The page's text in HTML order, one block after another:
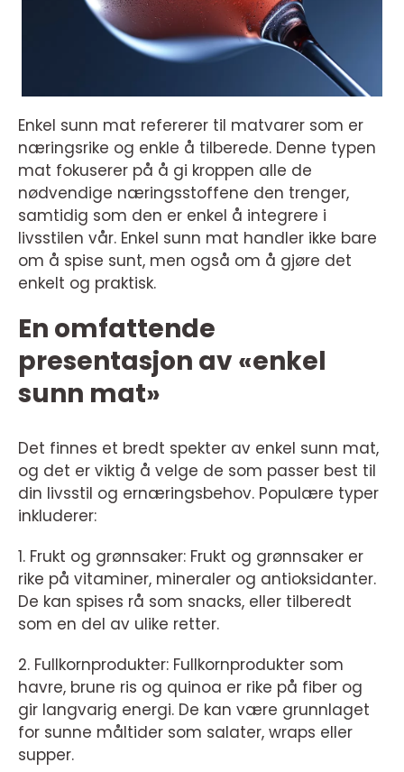
Enkel sunn mat refererer til matvarer som er
næringsrike og enkle å tilberede. Denne typen
mat fokuserer på å gi kroppen alle de
nødvendige næringsstoffene den trenger,
samtidig som den er enkel å integrere i
livsstilen vår. Enkel sunn mat handler ikke bare
om å spise sunt, men også om å gjøre det
enkelt og praktisk.
En omfattende
presentasjon av «enkel
sunn mat»
Det finnes et bredt spekter av enkel sunn mat,
og det er viktig å velge de som passer best til
din livsstil og ernæringsbehov. Populære typer
inkluderer:
1. Frukt og grønnsaker: Frukt og grønnsaker er
rike på vitaminer, mineraler og antioksidanter.
De kan spises rå som snacks, eller tilberedt
som en del av ulike retter.
2. Fullkornprodukter: Fullkornprodukter som
havre, brune ris og quinoa er rike på fiber og
gir langvarig energi. De kan være grunnlaget
for sunne måltider som salater, wraps eller
supper.